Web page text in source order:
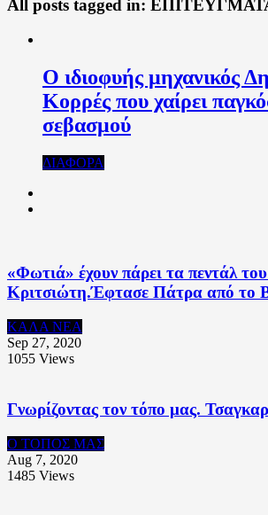
All posts tagged in:
Ο ιδιοφυής μηχανικός
Κορρές που χαίρει
σεβασμού
ΔΙΑΦΟΡΑ
«Φωτιά» έχουν πάρει τα πεντάλ
Κριτσιώτη.Έφτασε Πάτρα από το
ΚΑΛΑ ΝΕΑ
Sep 27, 2020
1055 Views
Γνωρίζοντας τον τόπο μας.
Ο ΤΟΠΟΣ ΜΑΣ
Aug 7, 2020
1485 Views